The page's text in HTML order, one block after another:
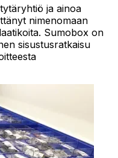
ja ainoa
nimenomaan
Sumobox on
sisustusratkaisu